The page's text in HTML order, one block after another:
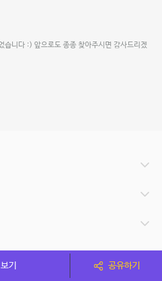
습니다 :) 앞으로도 종종 찾아주시면 감사드리겠
기 공유하기